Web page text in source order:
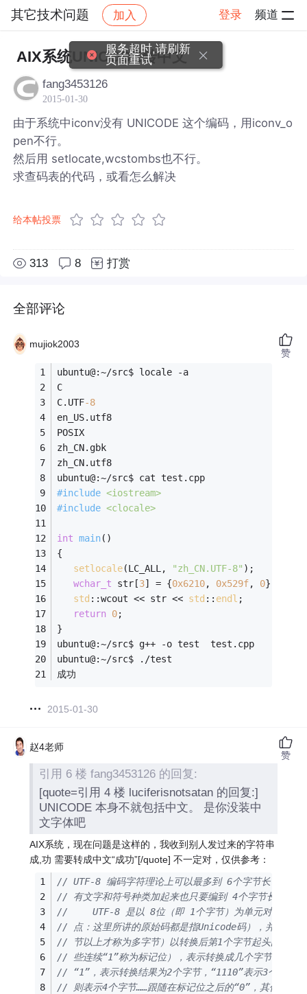
其它技术问题 加入 登录 频道
社区 其它技术问题 帖子详情
AIX系统UNICODE转中文
fang3453126
2015-01-30
由于系统中iconv没有 UNICODE 这个编码，用iconv_o
pen不行。
然后用 setlocate,wcstombs也不行。
求查码表的代码，或看怎么解决
给本帖投票
313 8 打赏
全部评论
mujiok2003
ubuntu@:~/src$ locale -a
C
C.UTF-8
en_US.utf8
POSIX
zh_CN.gbk
zh_CN.utf8
ubuntu@:~/src$ cat test.cpp
#include <iostream>
#include <clocale>
int main()
{
setlocale(LC_ALL, "zh_CN.UTF-8" );
wchar_t str[3] = {0x6210, 0x529f, 0};
std ::wcout << str << std :: endl ;
return 0;
}
ubuntu@:~/src$ g++ -o test  test.cpp
ubuntu@:~/src$ ./test
成功
2015-01-30
赞
赵4老师
引用 6 楼 fang3453126 的回复:
[quote=引用 4 楼 luciferisnotsatan 的回复:]
UNICODE 本身不就包括中文。 是你没装中
文字体吧
AIX系统，现在问题是这样的，我收到别人发过来的字符串
成,功 需要转成中文“成功”[/quote] 不一定对，仅供参考：
// UTF-8 编码字符理论上可以最多到 6个字节长，但目
// 有文字和符号种类加起来也只要编到 4个字节长就够了
// 　　UTF-8 是以 8位（即 1个字节）为单元对原始码
// 点：这里所讲的原始码都是指Unicode码），并规定：
// 节以上才称为多字节）以转换后第1个字节起头的连续
// 些连续“1”称为标记位），表示转换成几个字节：
// “1”，表示转换结果为2个字节，“1110”表示3个字节
// 则表示4个字节……跟随在标记位之后的“0”，其作用是
赞
服务超时,请刷新
页面重试